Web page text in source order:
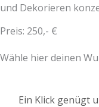
und Dekorieren
Preis: 250,- €
Wähle hier deinen
Ein Klick genügt